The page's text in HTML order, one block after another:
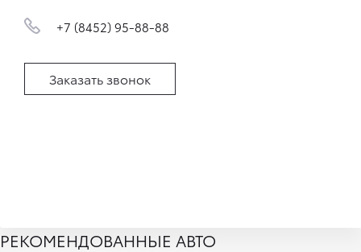
+7 (8452) 95-88-88
Заказать звонок
РЕКОМЕНДОВАННЫЕ АВТО